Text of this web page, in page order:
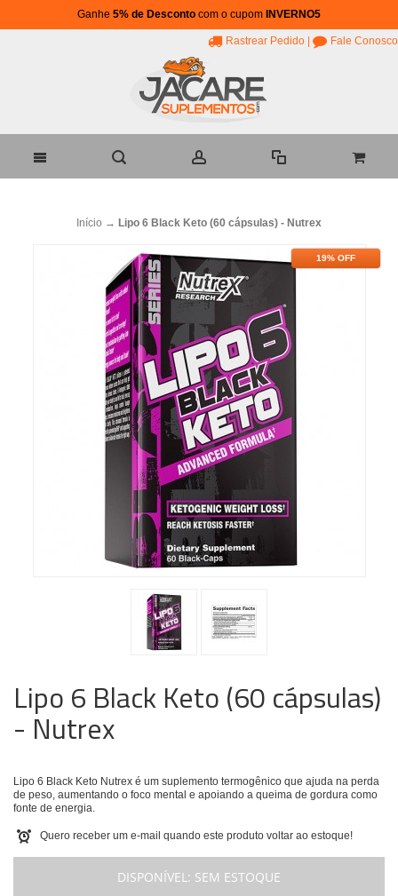
Ganhe 5% de Desconto com o cupom INVERNO5
Rastrear Pedido Fale Conosco
Início → Lipo 6 Black Keto (60 cápsulas) - Nutrex
19% OFF
Lipo 6 Black Keto (60 cápsulas)
- Nutrex
Lipo 6 Black Keto Nutrex é um suplemento termogênico que ajuda na perda
de peso, aumentando o foco mental e apoiando a queima de gordura como
fonte de energia.
Quero receber um e-mail quando este produto voltar ao estoque!
DISPONÍVEL: SEM ESTOQUE